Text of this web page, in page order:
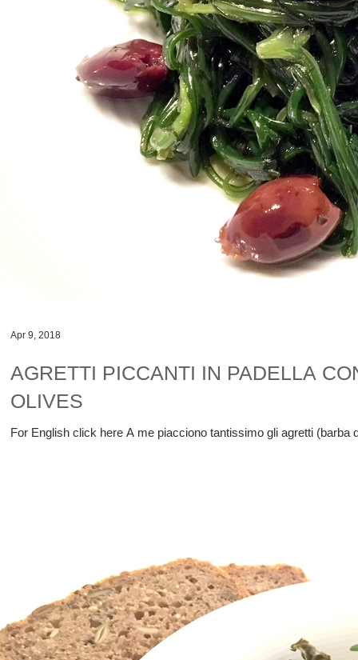
AGRETTI PICCANTI IN PADELLA
OLIVES
For English click here A me piacciono tantissimo gli agretti
Apr 9, 2018